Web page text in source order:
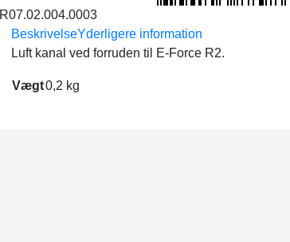
R07.02.004.0003
BeskrivelseYderligere information
Luft kanal ved forruden til E-Force R2.
Vægt0,2 kg